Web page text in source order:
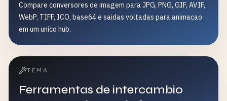
Compare conversores de imagem para JPG, PNG, GIF, AVIF,
WebP, TIFF, ICO, base64 e saidas voltadas para animacao
em um unico hub.
TEMA
Ferramentas de intercambio